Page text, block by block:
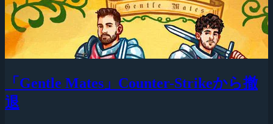
「Gentle Mates」Counter-Strikeから撤
退